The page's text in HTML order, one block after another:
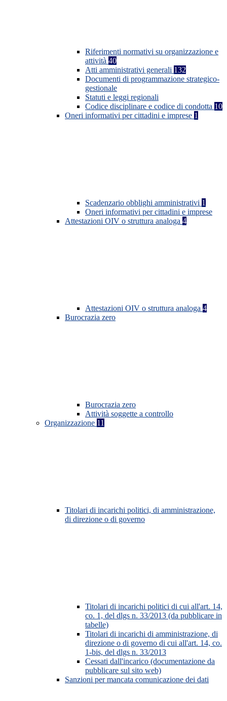
Riferimenti normativi su organizzazione e
attività 40
Atti amministrativi generali 132
Documenti di programmazione strategico-
gestionale
Statuti e leggi regionali
Codice disciplinare e codice di condotta 10
Oneri informativi per cittadini e imprese 1
Scadenzario obblighi amministrativi 1
Oneri informativi per cittadini e imprese
Attestazioni OIV o struttura analoga 4
Attestazioni OIV o struttura analoga 4
Burocrazia zero
Burocrazia zero
Attività soggette a controllo
Organizzazione 11
Titolari di incarichi politici, di amministrazione,
di direzione o di governo
Titolari di incarichi politici di cui all'art. 14,
co. 1, del dlgs n. 33/2013 (da pubblicare in
tabelle)
Titolari di incarichi di amministrazione, di
direzione o di governo di cui all'art. 14, co.
1-bis, del dlgs n. 33/2013
Cessati dall'incarico (documentazione da
pubblicare sul sito web)
Sanzioni per mancata comunicazione dei dati